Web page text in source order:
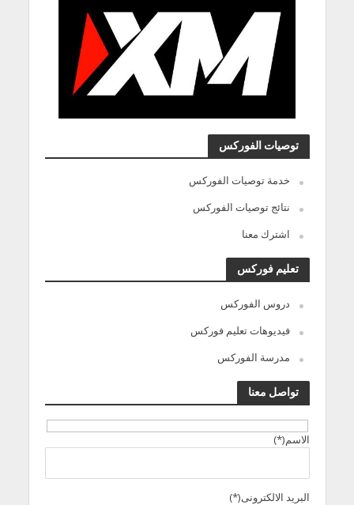
توصيات الفوركس
خدمة توصيات الفوركس
نتائج توصيات الفوركس
اشترك معنا
تعليم فوركس
دروس الفوركس
فيديوهات تعليم فوركس
مدرسة الفوركس
تواصل معنا
الاسم(*)
البريد الالكترونى(*)